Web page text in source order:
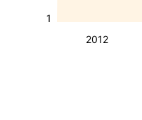
2012
1